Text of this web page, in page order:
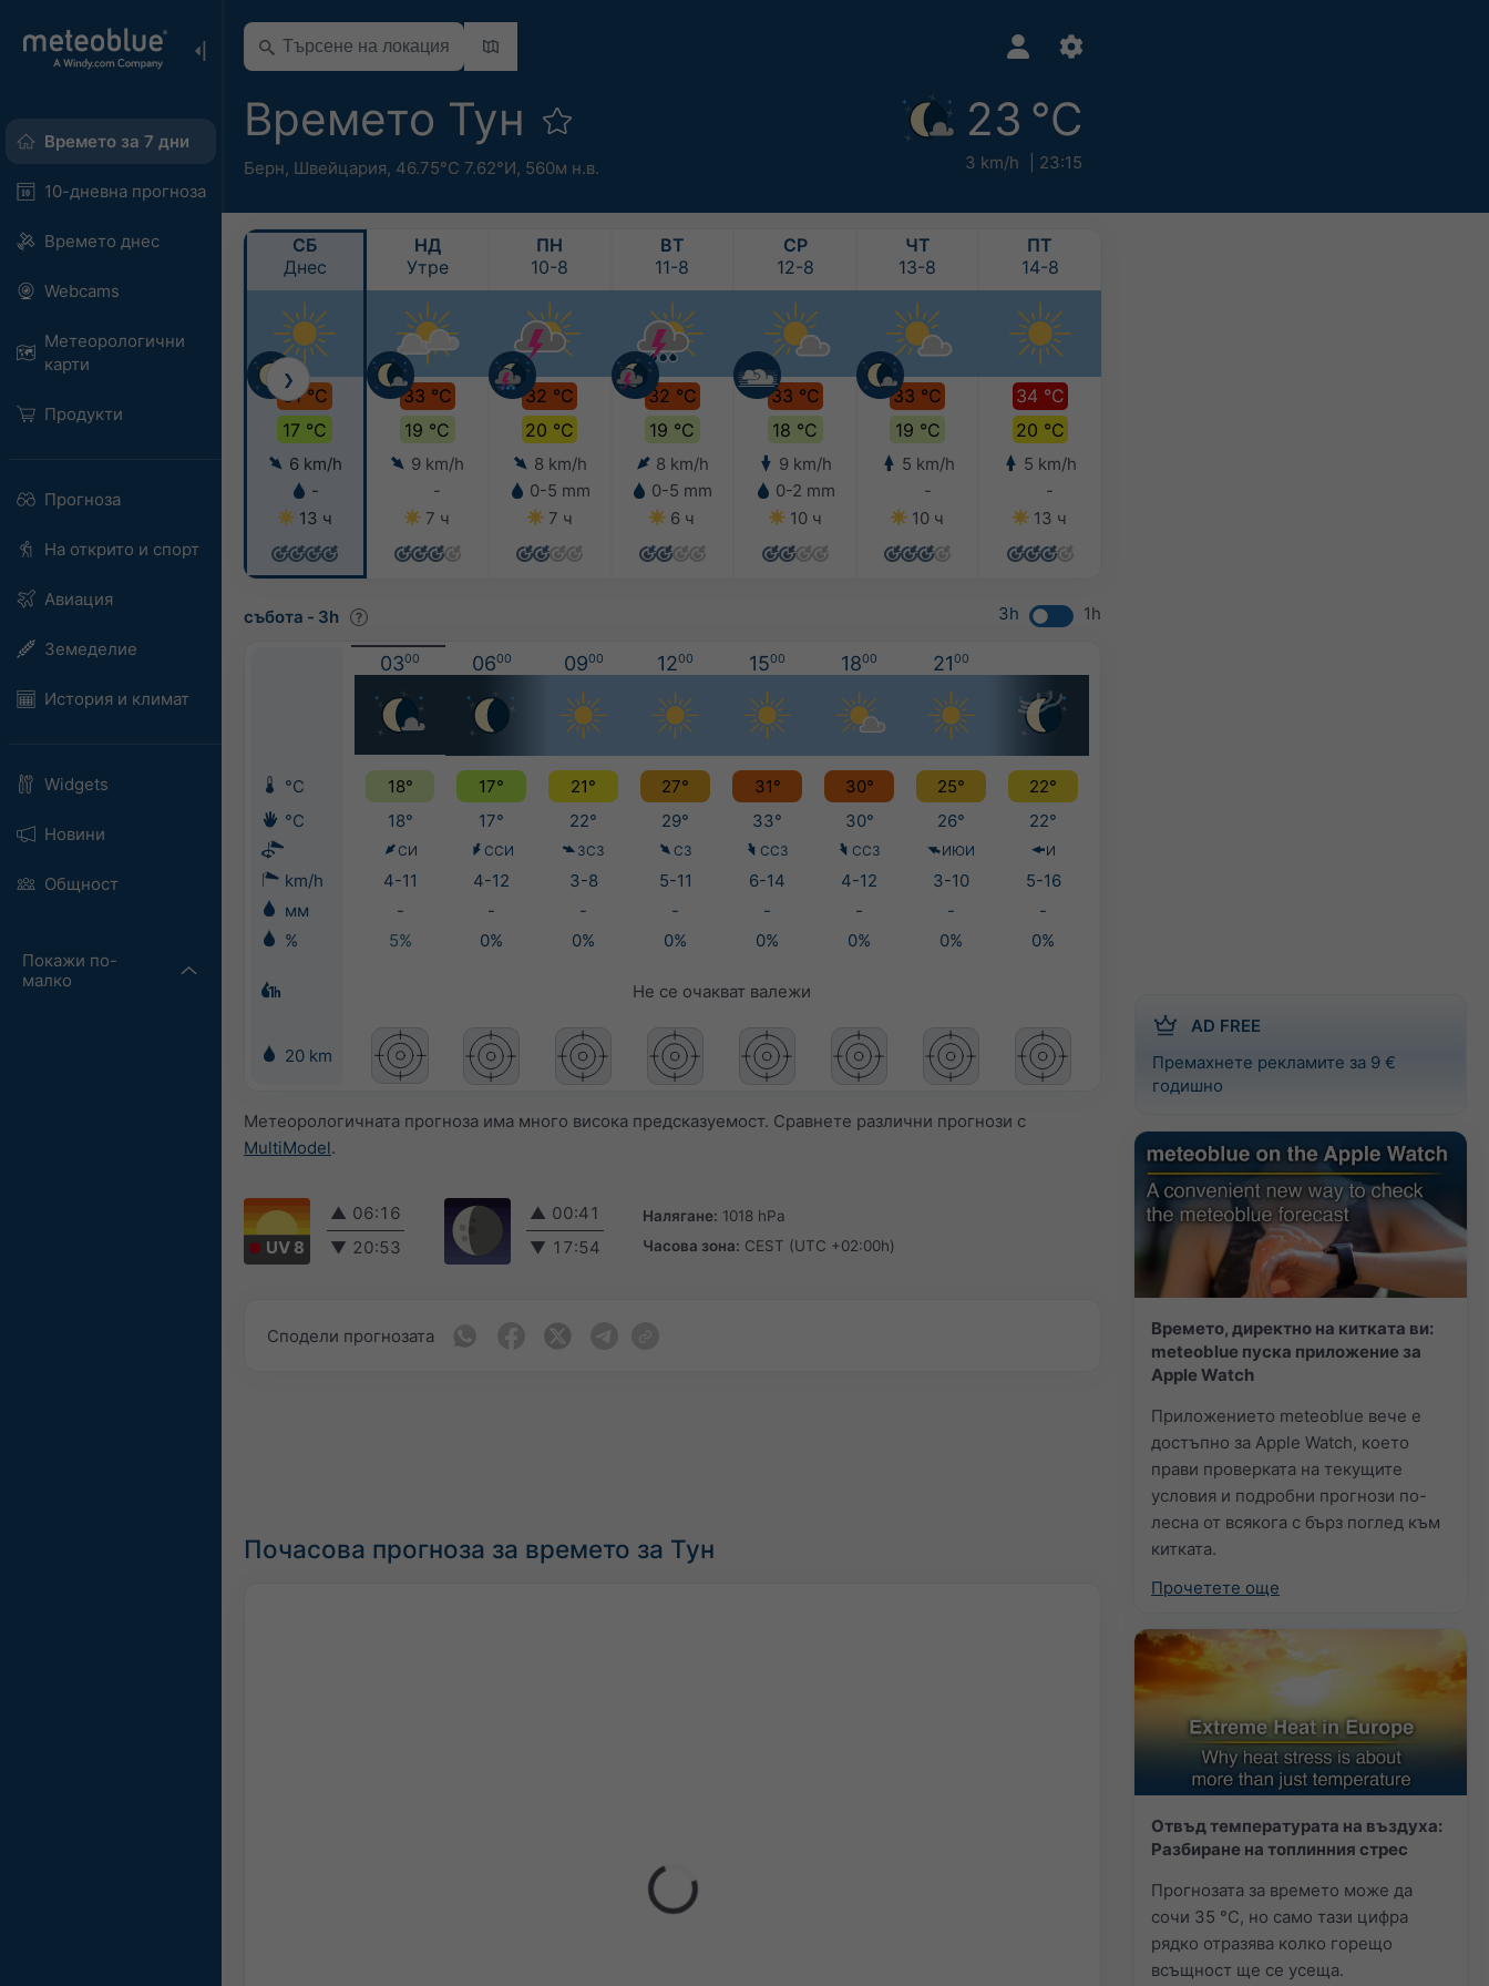
Времето за 7 дни
10-дневна прогноза
Времето днес
Webcams
Метеорологични
карти
Продукти
Прогноза
На открито и спорт
Авиация
Земеделие
История и климат
Widgets
Новини
Общност
Покажи по-
малко
Времето Тун
Берн, Швейцария, 46.75°С 7.62°И, 560м н.в.
23 °C
3 km/h 23:15
AD FREE
Премахнете рекламите за 9 €
годишно
Времето, директно на китката ви:
meteoblue пуска приложение за
Apple Watch
Приложението meteoblue вече е
достъпно за Apple Watch, което
прави проверката на текущите
условия и подробни прогнози по-
лесна от всякога с бърз поглед към
китката.
Прочетете още
Отвъд температурата на въздуха:
Разбиране на топлинния стрес
Прогнозата за времето може да
сочи 35 °C, но само тази цифра
рядко отразява колко горещо
всъщност ще се усеща.
СБ
Днес
31 °C
17 °C
6 km/h
-
13 ч
НД
Утре
33 °C
19 °C
9 km/h
-
7 ч
ПН
10-8
32 °C
20 °C
8 km/h
0-5 mm
7 ч
ВТ
11-8
32 °C
19 °C
8 km/h
0-5 mm
6 ч
СР
12-8
33 °C
18 °C
9 km/h
0-2 mm
10 ч
ЧТ
13-8
33 °C
19 °C
5 km/h
-
10 ч
ПТ
14-8
34 °C
20 °C
5 km/h
-
13 ч
❯
събота - 3h 3h 1h
0300 0600 0900 1200 1500 1800 2100
°C 18° 17° 21° 27° 31° 30° 25°
22°
°C
18° 17° 22° 29° 33° 30° 26° 22°
СИ ССИ ЗСЗ СЗ ССЗ ССЗ ИЮИ И
km/h 4-11 4-12 3-8 5-11 6-14 4-12 3-10
5-16
мм
- - - - - - -
-
%
5% 0% 0% 0% 0% 0% 0% 0%
Не се очакват валежи
20 km
Метеорологичната прогноза има много висока предсказуемост. Сравнете различни прогнози с
MultiModel.
UV 8
▲ 06:16
▼ 20:53
▲ 00:41
▼ 17:54
Налягане: 1018 hPa
Часова зона: CEST (UTC +02:00h)
Сподели прогнозата
Почасова прогноза за времето за Тун